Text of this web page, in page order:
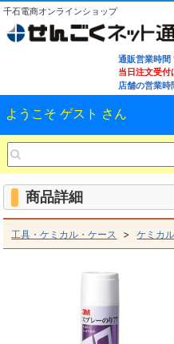
千石電商オンラインショップ
通販営業時
当日注文受付
店舗の営業
ようこそ ゲスト さん
商品詳細
工具・ケミカル・ケース >ケミカ